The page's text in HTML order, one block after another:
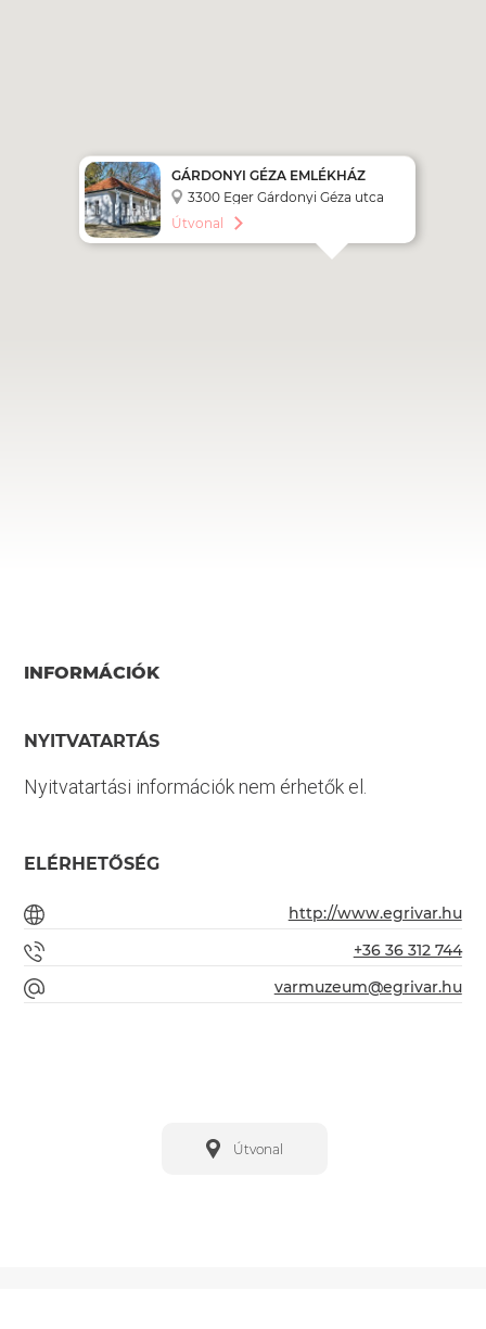
GÁRDONYI GÉZA EMLÉKHÁZ
3300 Eger Gárdonyi Géza utca
Útvonal
INFORMÁCIÓK
NYITVATARTÁS
Nyitvatartási információk nem érhetők el.
ELÉRHETŐSÉG
http://www.egrivar.hu
+36 36 312 744
varmuzeum@egrivar.hu
Útvonal